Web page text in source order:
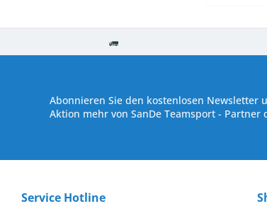
Abonnieren Sie den kostenlosen Newsletter
Aktion mehr von SanDe Teamsport - Partner
Service Hotline